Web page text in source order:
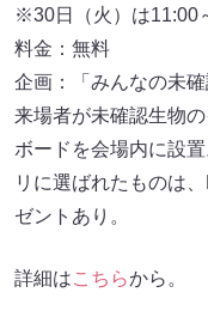
※30日（火）は11:00
料金：無料
企画：「みんなの未確
来場者が未確認生物
ボードを会場内に設
リに選ばれたものは
ゼントあり。
詳細はこちらから。